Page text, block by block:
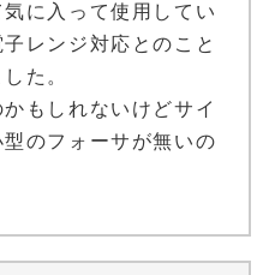
に入って使用してい
レンジ対応とのこと
た。
もしれないけどサイ
のフォーサが無いの